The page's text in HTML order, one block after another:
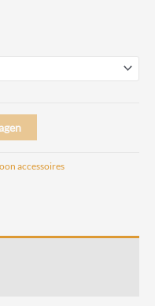
accessoires